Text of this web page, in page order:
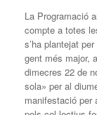
La Programació
compte a totes
s’ha plantejat
gent més major,
dimecres 22 de
sola» per al
manifestació per